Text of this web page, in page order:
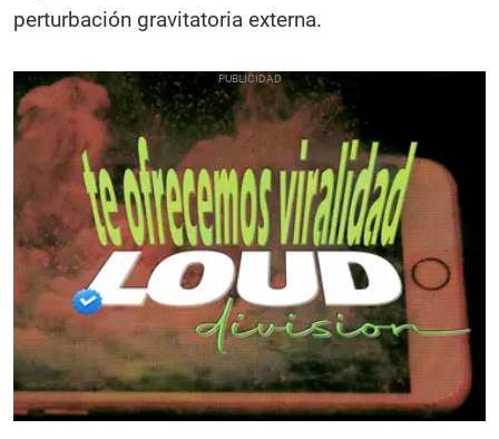
perturbación gravitatoria externa.